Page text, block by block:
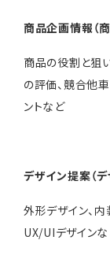
商品企画情報（
商品の役割と狙
の評価、競合他
ントなど
デザイン提案（
外形デザイン、内
UX/UIデザイン